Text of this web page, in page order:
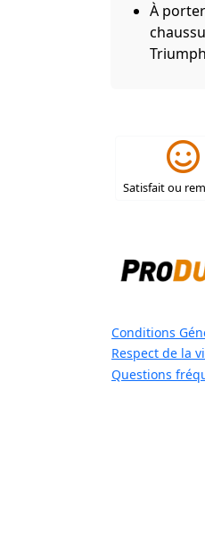
À
Satisfait ou
Conditions
Respect de la
Questions